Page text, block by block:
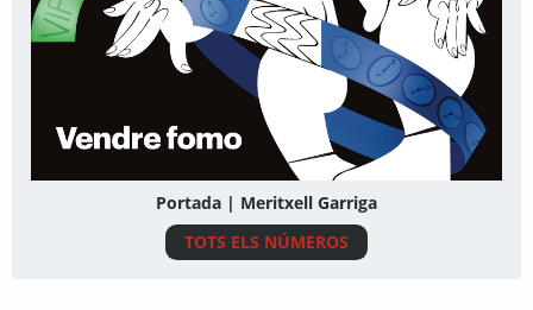
Portada | Meritxell Garriga
TOTS ELS NÚMEROS